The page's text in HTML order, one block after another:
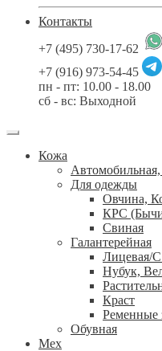
Контакты
+7 (495) 730-17-62
+7 (916) 973-54-45
пн - пт: 10.00 - 18.00
сб - вс: Выходной
Кожа
Для одежды
Овчина,
КРС
Свиная
Галантерейная
Лицевая/
Нубук,
Краст
Ременные
Обувная
Мех